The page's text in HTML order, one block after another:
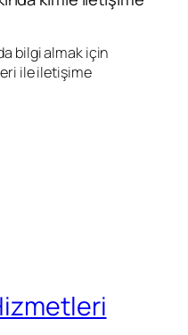
bilgi almak için
ile iletişime